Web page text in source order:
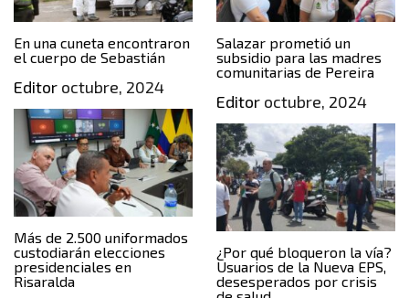
En una cuneta encontraron
el cuerpo de Sebastián
Editor octubre, 2024
Salazar prometió un
subsidio para las madres
comunitarias de Pereira
Editoroctubre, 2024
Más de 2.500 uniformados
custodiarán elecciones
presidenciales en
Risaralda
¿Por qué bloqueron la vía?
Usuarios de la Nueva EPS,
desesperados por crisis